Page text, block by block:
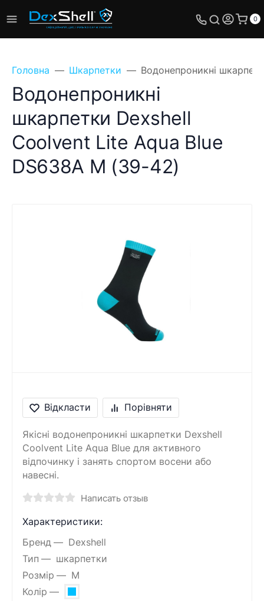
0
Головна Шкарпетки Водонепроникні
Водонепроникні
шкарпетки Dexshell
Coolvent Lite Aqua Blue
DS638A M (39-42)
Відкласти Порівняти
Якісні водонепроникні шкарпетки Dexshell
Coolvent Lite Aqua Blue для активного
відпочинку і занять спортом восени або
навесні.
Написать отзыв
Характеристики:
Бренд
Dexshell
Тип
шкарпетки
Розмір
M
Колір